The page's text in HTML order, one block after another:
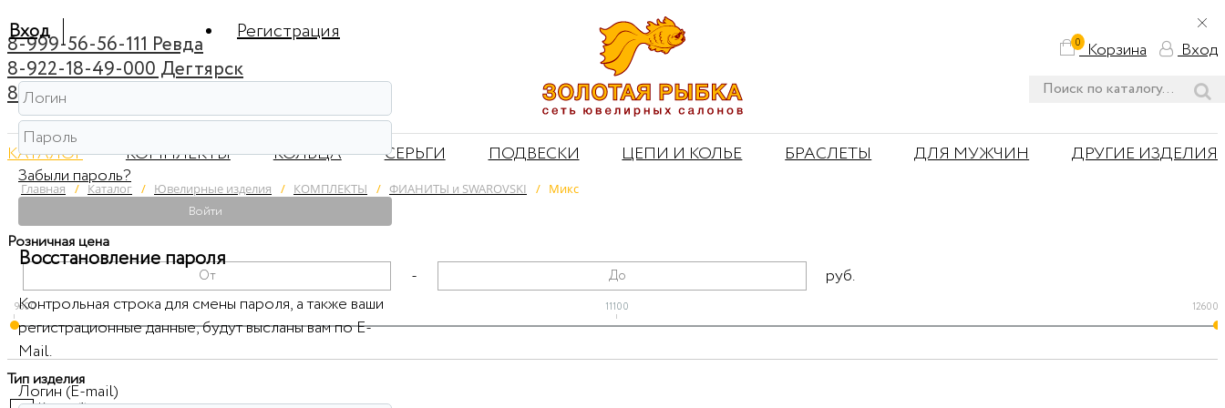
8-999-56-56-111 Ревда
8-922-18-49-000 Дегтярск
8-922-44-95-222 Советский
Корзина
0 Вход
КАТАЛОГ КОМПЛЕКТЫ КОЛЬЦА СЕРЬГИ ПОДВЕСКИ ЦЕПИ И КОЛЬЕ БРАСЛЕТЫ ДЛЯ МУЖЧИН ДРУГИЕ ИЗДЕЛИЯ
Главная / Каталог / Ювелирные изделия / КОМПЛЕКТЫ / ФИАНИТЫ и SWAROVSKI / Микс
Розничная цена
- руб.
9600 11100 12600
Тип изделия
Вход Регистрация
Забыли пароль?
Войти
Восстановление пароля
Контрольная строка для смены пароля, а также ваши
регистрационные данные, будут высланы вам по E-
Mail.
Логин (E-mail)